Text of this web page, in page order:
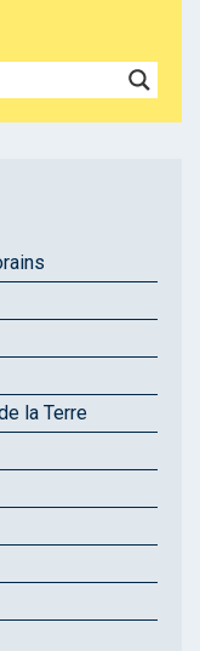
la Terre